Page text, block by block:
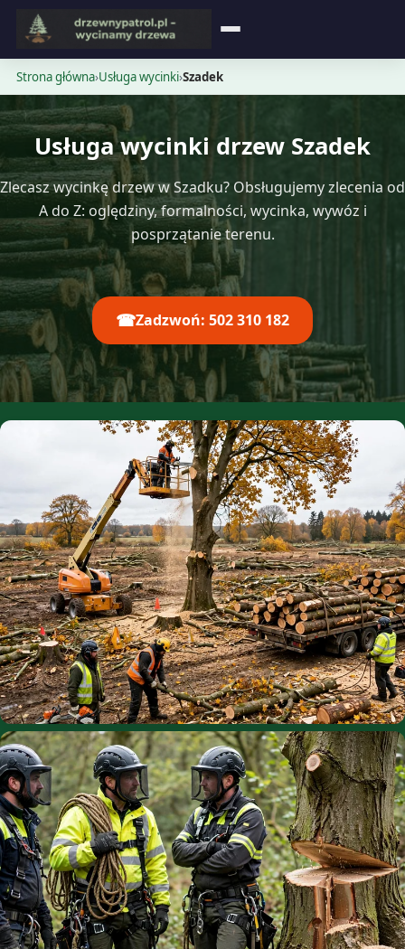
Strona główna
Opinie
Cennik
Kontakt
Strona główna›Usługa wycinki›Szadek
Usługa wycinki drzew Szadek
Zlecasz wycinkę drzew w Szadku? Obsługujemy zlecenia od
A do Z: oględziny, formalności, wycinka, wywóz i
posprzątanie terenu.
☎Zadzwoń: 502 310 182